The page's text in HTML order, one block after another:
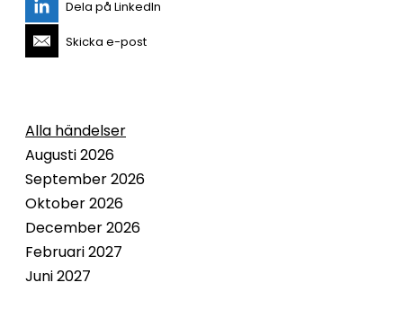
Dela på LinkedIn
Skicka e-post
Alla händelser
Augusti 2026
September 2026
Oktober 2026
December 2026
Februari 2027
Juni 2027